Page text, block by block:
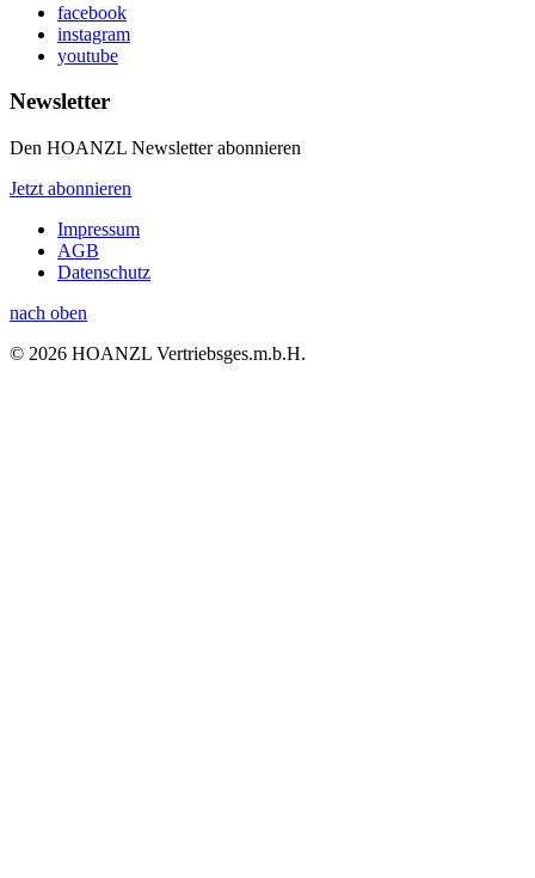
facebook
instagram
youtube
Newsletter
Den HOANZL Newsletter abonnieren
Jetzt abonnieren
Impressum
AGB
Datenschutz
nach oben
© 2026 HOANZL Vertriebsges.m.b.H.